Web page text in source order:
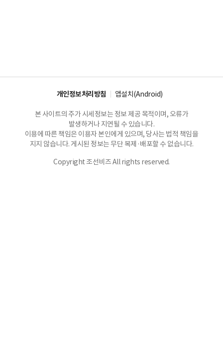
개인정보처리방침 앱설치(Android)
본 사이트의 주가 시세정보는 정보 제공 목적이며, 오류가
발생하거나 지연될 수 있습니다.
이용에 따른 책임은 이용자 본인에게 있으며, 당사는 법적 책임을
지지 않습니다. 게시된 정보는 무단 복제·배포할 수 없습니다.
Copyright 조선비즈 All rights reserved.